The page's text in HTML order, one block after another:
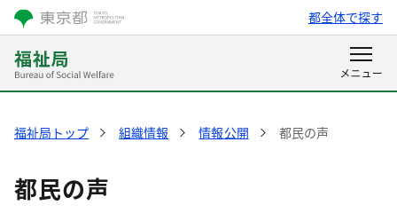
都全体で探す
福祉局トップ 組織情報 情報公開 都民の声
都民の声